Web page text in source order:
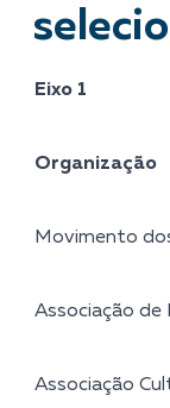
Eixo 1
Organização
Movimento
Associação de
Associação